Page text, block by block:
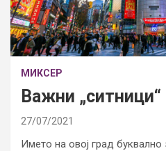
МИКСЕР
Важни „ситници“
27/07/2021
Името на овој град буквално